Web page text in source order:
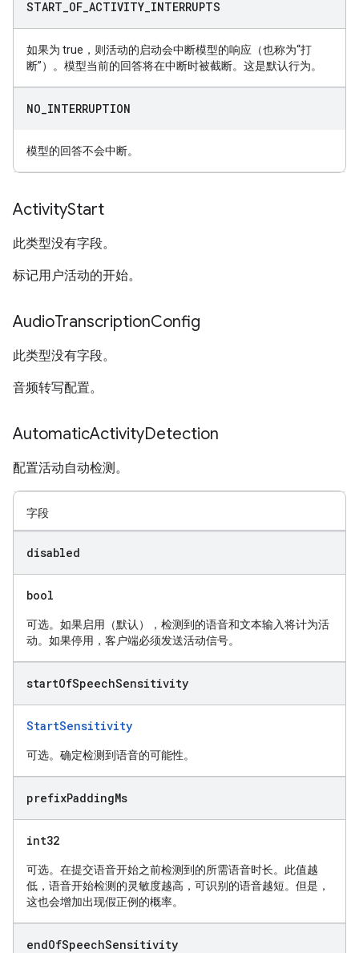
START OF ACTIVITY INTERRUPTS
如果为 true，则活动的启动会中断模型的响应（也称为“打
断”）。模型当前的回答将在中断时被截断。这是默认行为。
NO INTERRUPTION
模型的回答不会中断。
ActivityStart
此类型没有字段。
标记用户活动的开始。
AudioTranscriptionConfig
此类型没有字段。
音频转写配置。
AutomaticActivityDetection
配置活动自动检测。
字段
disabled
bool
可选。如果启用（默认），检测到的语音和文本输入将计为活
动。如果停用，客户端必须发送活动信号。
startOfSpeechSensitivity
StartSensitivity
可选。确定检测到语音的可能性。
prefixPaddingMs
int32
可选。在提交语音开始之前检测到的所需语音时长。此值越
低，语音开始检测的灵敏度越高，可识别的语音越短。但是，
这也会增加出现假正例的概率。
endOfSpeechSensitivity